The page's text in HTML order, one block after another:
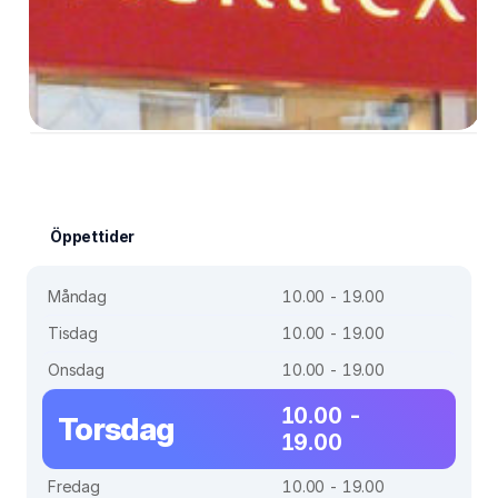
Öppettider
Måndag
10.00 - 19.00
Tisdag
10.00 - 19.00
Onsdag
10.00 - 19.00
Torsdag
10.00 -
19.00
Fredag 10.00 - 19.00